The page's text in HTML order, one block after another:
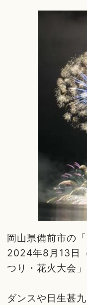
岡山県備前市の
2024年8月13日
つり・花火大会
ダンスや日生甚